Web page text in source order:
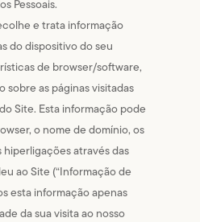
Pessoais.
e trata informação
do dispositivo do seu
de browser/software,
sobre as páginas visitadas
Site. Esta informação pode
o nome de domínio, os
hiperligações através das
ao Site (“Informação de
esta informação apenas
da sua visita ao nosso